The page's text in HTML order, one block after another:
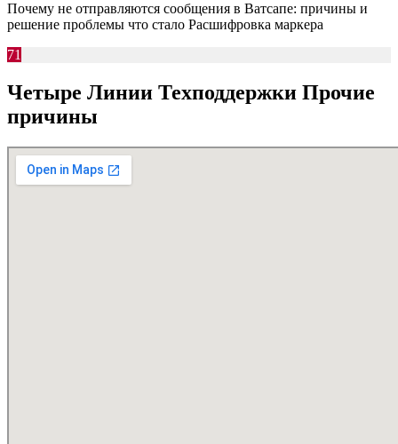
Почему не отправляются сообщения в Ватсапе: причины и
решение проблемы что стало Расшифровка маркера
71
Четыре Линии Техподдержки Прочие
причины